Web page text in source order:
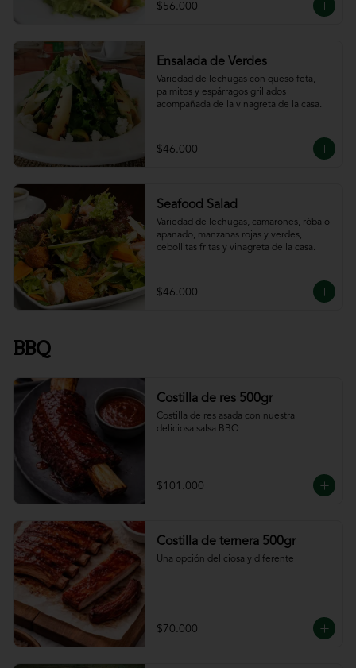
$56.000
Ensalada de Verdes
Variedad de lechugas con queso feta,
palmitos y espárragos grillados
acompañada de la vinagreta de la casa.
$46.000
Seafood Salad
Variedad de lechugas, camarones, róbalo
apanado, manzanas rojas y verdes,
cebollitas fritas y vinagreta de la casa.
$46.000
BBQ
Costilla de res 500gr
Costilla de res asada con nuestra
deliciosa salsa BBQ
$101.000
Costilla de ternera 500gr
Una opción deliciosa y diferente
$70.000